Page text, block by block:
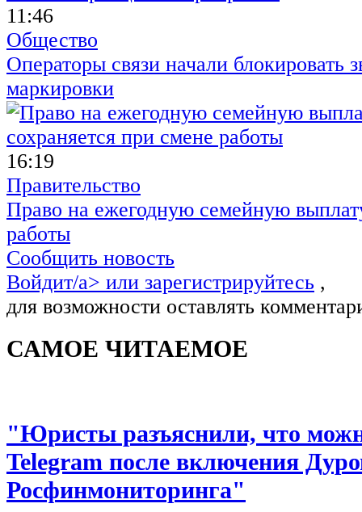
11:46
Общество
Операторы связи начали блокировать
маркировки
16:19
Правительство
Право на ежегодную семейную
работы
Сообщить новость
Войдит/a> или зарегистрируйтесь ,
для возможности оставлять
САМОЕ ЧИТАЕМОЕ
"Юристы разъяснили, что
Telegram после включения
Росфинмониторинга"